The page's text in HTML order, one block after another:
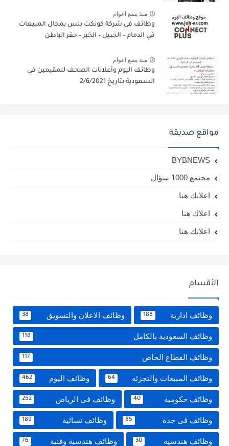
منذ بضع اعوام
وظائف في شركة كونكت بلس بمجال المبيعات
في الدمام – الجبيل – الخبر – حفر الباطن
منذ بضع اعوام
وظائف اليوم وأعلانات الصحف للمقيمين في
السعودية بتاريخ 2/6/2021
مواقع صديقة
BYBNEWS
مجتمع 1000 سؤال
اعلانك هنا
اعلاك هنا
اعلانك هنا
الأقسام
وظائف ادارية 188 وظائف الاعلان والتسويق 38
وظائف السعودية بالكامل 118
وظائف القطاع الخاص 117
وظائف المبيعات والتجزئه 64 وظائف اليوم 462
وظائف حكومية 40 وظائف فى الرياض 252
وظائف فى جدة 85 وظائف نسائية 189
وظائف هندسية 30 وظائف هندسية وفنية 76